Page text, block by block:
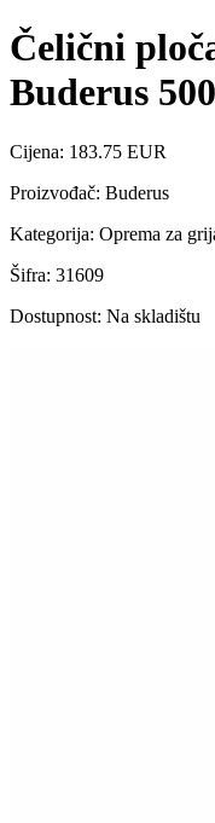
Čelični
Buderus
Cijena: 183.75 EUR
Proizvođač: Buderus
Kategorija: Oprema za
Šifra: 31609
Dostupnost: Na skladištu